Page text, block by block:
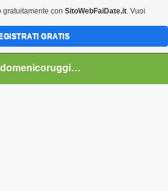
www.domenicoruggiero.it.gg
gratuitamente con SitoWebFaiDate.it. Vuoi
GRATIS